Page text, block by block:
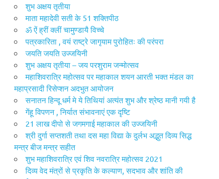
शुभ अक्षय तृतीया
माता महादेवी सती के 51 शक्तिपीठ
ॐ ऐं ह्रीं क्लीं चामुण्डायै विच्चे
पत्रकारिता , वयं राष्ट्रे जागृयाम पुरोहितः की परंपरा
जयति जयति उज्जयिनी
शुभ अक्षय तृतीया – जय परशुराम जन्मोत्सव
महाशिवरात्रि महोत्सव पर महाकाल शयन आरती भक्त मंडल का
महाप्रसादी रिसेप्शन अदभुत आयोजन
सनातन हिन्दू धर्म मे ये तिथियां अत्यंत शुभ और श्रेष्ठ मानी गयी है
गेंहू विपणन , निर्यात संभावनाएं एक दृष्टि
21 लाख दीपो से जगमगाई महाकाल की उज्जयिनी
श्री दुर्गा सप्तशती तथा दस महा विद्या के दुर्लभ अद्भुत दिव्य सिद्ध
मन्त्र बीज मन्त्र सहीत
शुभ महाशिवरात्रि एवं शिव नवरात्रि महोत्सव 2021
दिव्य वेद मंत्रों से प्रकृति के कल्याण, सदभाव और शांति की